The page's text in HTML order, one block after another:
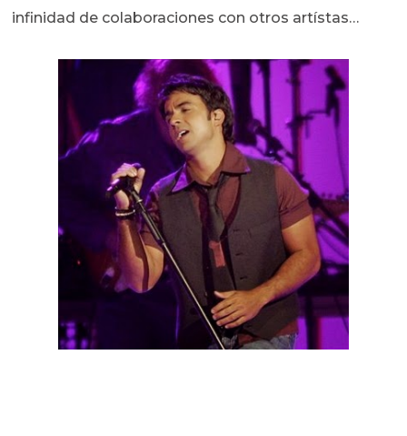
infinidad de colaboraciones con otros artístas…